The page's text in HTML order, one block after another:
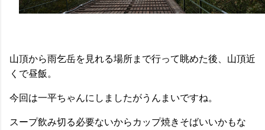
山頂から雨乞岳を見れる場所まで行って眺めた後、山頂近
くで昼飯。
今回は一平ちゃんにしましたがうんまいですね。
スープ飲み切る必要ないからカップ焼きそばいいかもな